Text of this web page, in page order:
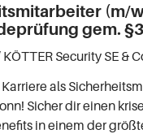
(m/
gem.
KÖTTER Security SE &
als
Sicher dir einen
in einem der